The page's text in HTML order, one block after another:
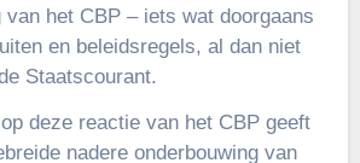
van het CBP – iets wat doorgaans
en beleidsregels, al dan niet
Staatscourant.
deze reactie van het CBP geeft
nadere onderbouwing van